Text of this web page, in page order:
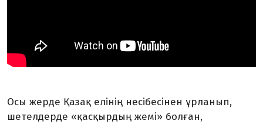
Осы жерде Қазақ елінің несібесінен ұрланып,
шетелдерде «қасқырдың жемі» болған,